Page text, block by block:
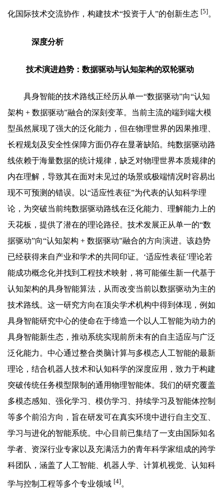
化国际技术交流协作，构建技术“投资于人”的创新生态 [5]。
深度分析
技术演进趋势：数据驱动与认知架构的双轮驱动
具身智能的技术路线正经历从单一“数据驱动”向“认知
架构 + 数据驱动”融合的深刻变革。当前主流的端到端大模
型虽然展现了强大的泛化能力，但在物理世界的因果推理、
长程规划及安全性保障方面仍存在显著缺陷。纯数据驱动路
线依赖于海量数据的统计规律，缺乏对物理世界本质规律的
内在理解，导致其在面对未见过的场景或极端情况时容易出
现不可预测的错误。以“适应性表征”为代表的认知科学理
论，为突破当前纯数据驱动路线在泛化能力、理解能力上的
天花板，提供了潜在的理论路径。技术发展正从单一的“数
据驱动”向“认知架构 + 数据驱动”融合的方向演进。该趋势
已经获得来自产业和学术的共同印证。‘适应性表征’理论若
能成功概念化并找到工程技术映射，将可能催生新一代基于
认知架构的具身智能算法，从而改变当前以数据驱动为主的
技术路线。这一研究方向在顶尖学术机构中得到体现，例如
具身智能研究中心的使命在于缔造一个以人工智能为动力的
具身智能新生态，推动系统实现前所未有的自主适应与广泛
泛化能力。中心通过整合类脑计算与多模态人工智能的最新
理论，结合机器人技术和认知科学的深度应用，致力于构建
突破传统任务模型限制的通用物理智能体。我们的研究覆盖
多模态感知、强化学习、模仿学习、持续学习及智能体控制
等多个前沿方向，旨在研发可在真实环境中进行自主交互、
学习与进化的智能系统。中心目前已集结了一支由国际知名
学者、资深行业专家以及充满活力的青年科学家组成的跨学
科团队，涵盖了人工智能、机器人学、计算机视觉、认知科
学与控制工程等多个专业领域 [4]。